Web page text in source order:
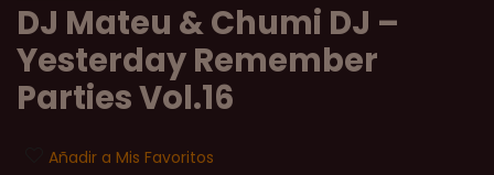
DJ Mateu & Chumi DJ –
Yesterday Remember
Parties Vol.16
Añadir a Mis Favoritos